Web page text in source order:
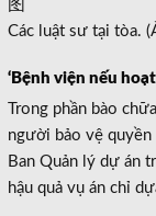
Các luật sư tại tòa.
‘Bệnh viện nếu
Trong phần bào
người bảo vệ
Ban Quản lý dự án
hậu quả vụ án chỉ